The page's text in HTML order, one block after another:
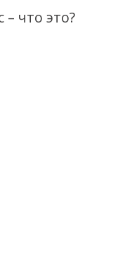
что это?